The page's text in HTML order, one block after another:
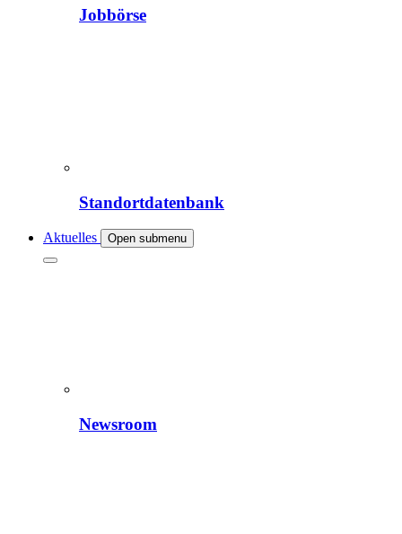
Jobbörse
Standortdatenbank
Aktuelles Open submenu
Newsroom